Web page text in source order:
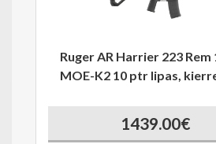
Ruger AR Harrier 223
MOE-K2 10 ptr lipas,
1439.00€